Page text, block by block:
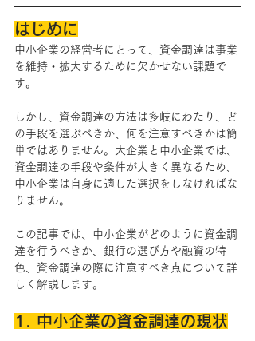
はじめに
中小企業の経営者にとって、資金調達は事業
を維持・拡大するために欠かせない課題で
す。
しかし、資金調達の方法は多岐にわたり、ど
の手段を選ぶべきか、何を注意すべきかは簡
単ではありません。大企業と中小企業では、
資金調達の手段や条件が大きく異なるため、
中小企業は自身に適した選択をしなければな
りません。
この記事では、中小企業がどのように資金調
達を行うべきか、銀行の選び方や融資の特
色、資金調達の際に注意すべき点について詳
しく解説します。
1. 中小企業の資金調達の現状